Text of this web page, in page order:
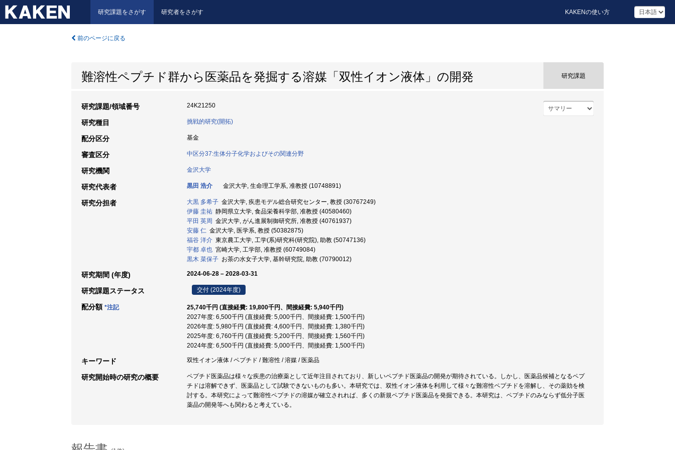
研究課題をさがす 研究者をさがす KAKENの使い方
前のページに戻る
難溶性ペプチド群から医薬品を発掘する溶媒「双性イオン液体」の開発 研究課題
研究課題/領域番号 24K21250
研究種目 挑戦的研究(開拓)
配分区分 基金
審査区分 中区分37:生体分子化学およびその関連分野
研究機関 金沢大学
研究代表者 黒田 浩介 金沢大学, 生命理工学系, 准教授 (10748891)
研究分担者 大黒 多希子 金沢大学, 疾患モデル総合研究センター, 教授 (30767249)
伊藤 圭祐 静岡県立大学, 食品栄養科学部, 准教授 (40580460)
平田 英周 金沢大学, がん進展制御研究所, 准教授 (40761937)
安藤 仁 金沢大学, 医学系, 教授 (50382875)
福谷 洋介 東京農工大学, 工学(系)研究科(研究院), 助教 (50747136)
宇都 卓也 宮崎大学, 工学部, 准教授 (60749084)
黒木 菜保子 お茶の水女子大学, 基幹研究院, 助教 (70790012)
研究期間 (年度) 2024-06-28 – 2028-03-31
研究課題ステータス 交付 (2024年度)
配分額 *注記
25,740千円 (直接経費: 19,800千円、間接経費: 5,940千円)
2027年度: 6,500千円 (直接経費: 5,000千円、間接経費: 1,500千円)
2026年度: 5,980千円 (直接経費: 4,600千円、間接経費: 1,380千円)
2025年度: 6,760千円 (直接経費: 5,200千円、間接経費: 1,560千円)
2024年度: 6,500千円 (直接経費: 5,000千円、間接経費: 1,500千円)
キーワード 双性イオン液体 / ペプチド / 難溶性 / 溶媒 / 医薬品
研究開始時の研究の概要
ペプチド医薬品は様々な疾患の治療薬として近年注目されており、新しいペプチド医薬品の開発が期待されている。しかし、医薬品候補となるペプ
チドは溶解できず、医薬品として試験できないものも多い。本研究では、双性イオン液体を利用して様々な難溶性ペプチドを溶解し、その薬効を検
討する。本研究によって難溶性ペプチドの溶媒が確立されれば、多くの新規ペプチド医薬品を発掘できる。本研究は、ペプチドのみならず低分子医
薬品の開発等へも関わると考えている。